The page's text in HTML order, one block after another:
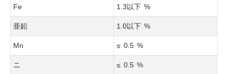
Fe 1.3以下 %
亜鉛 1.0以下 %
Mn ≤ 0.5 %
ニ ≤ 0.5 %